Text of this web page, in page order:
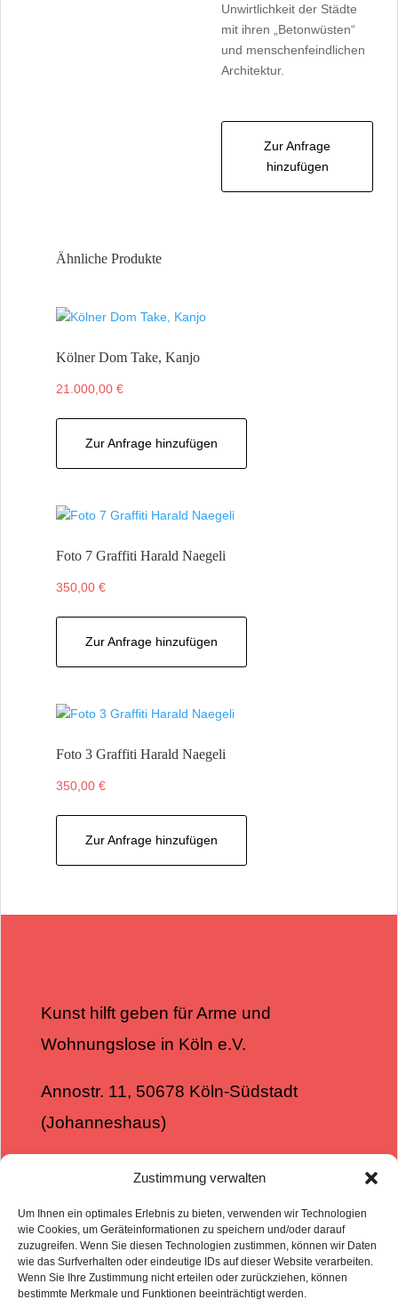
Zustimmung verwalten
Um Ihnen ein optimales Erlebnis zu bieten, verwenden wir Technologien
wie Cookies, um Geräteinformationen zu speichern und/oder darauf
zuzugreifen. Wenn Sie diesen Technologien zustimmen, können wir Daten
wie das Surfverhalten oder eindeutige IDs auf dieser Website verarbeiten.
Wenn Sie Ihre Zustimmung nicht erteilen oder zurückziehen, können
bestimmte Merkmale und Funktionen beeinträchtigt werden.
Unwirtlichkeit der Städte
mit ihren „Betonwüsten“
und menschenfeindlichen
Architektur.
Zur Anfrage
hinzufügen
Ähnliche Produkte
Kölner Dom Take, Kanjo
21.000,00€
Zur Anfrage hinzufügen
Foto 7 Graffiti Harald Naegeli
350,00€
Zur Anfrage hinzufügen
Foto 3 Graffiti Harald Naegeli
350,00€
Zur Anfrage hinzufügen
Kunst hilft geben für Arme und
Wohnungslose in Köln e.V.
Annostr. 11, 50678 Köln-Südstadt
(Johanneshaus)
0151 – 42815196
www.kunst-hilft-geben.de